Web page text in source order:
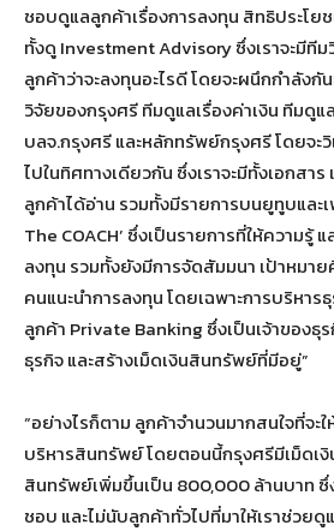
ชอบดูแลลูกค้าเรื่องการลงทุน สิทธิประโย
ทั้งดู Investment Advisory ซึ่งเราจะมีทีม
ลูกค้าว่าจะลงทุนอะไรดี โดยจะผนึกกำลังกั
วิจัยของกรุงศรี ทีมดูแลเรื่องค่าเงิน ทีมดูแ
บลจ.กรุงศรี และหลักทรัพย์กรุงศรี โดยจะวิ
ไปในทิศทางเดียวกัน ซึ่งเราจะมีทั้งเอกสา
ลูกค้าได้อ่าน รวมทั้งมีรายการบนยูทูบและ
The COACH’ ซึ่งเป็นรายการที่ให้ความรู้
ลงทุน รวมทั้งยังมีการจัดสัมมนา เป้าหมา
คนแนะนำการลงทุน โดยเฉพาะการบริหา
ลูกค้า Private Banking ซึ่งเป็นเจ้าของธุ
ธุรกิจ และสร้างเม็ดเงินสินทรัพย์ที่มีอยู่”
“อย่างไรก็ตาม ลูกค้าจำนวนมากสนใจที่จะ
บริหารสินทรัพย์ โดยตอนนี้กรุงศรีมีเม็ดเงิ
สินทรัพย์เพิ่มขึ้นเป็น 800,000 ล้านบาท
ชอบ และไม่นับลูกค้าทั่วไปที่มาให้เราช่วยดู